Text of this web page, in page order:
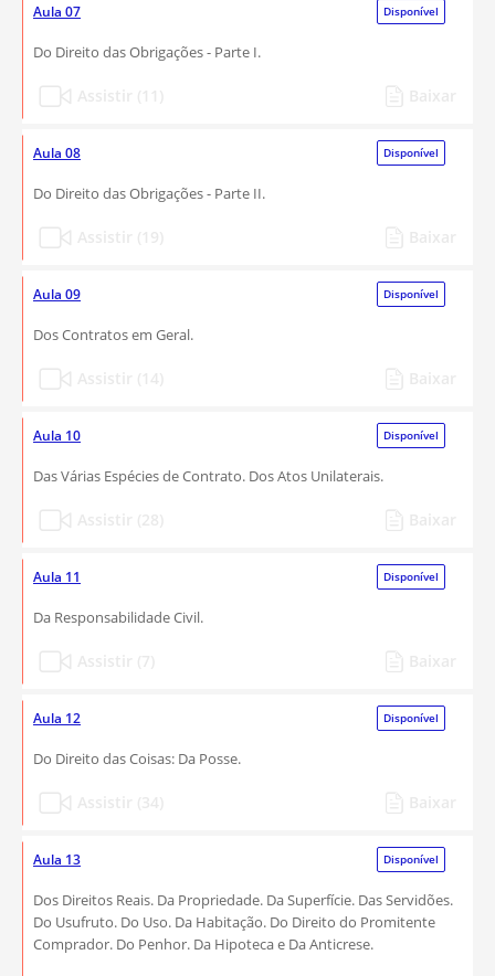
Aula 07 Disponível
Do Direito das Obrigações - Parte I.
Aula 08 Disponível
Do Direito das Obrigações - Parte II.
Aula 09 Disponível
Dos Contratos em Geral.
Aula 10 Disponível
Das Várias Espécies de Contrato. Dos Atos Unilaterais.
Aula 11 Disponível
Da Responsabilidade Civil.
Aula 12 Disponível
Do Direito das Coisas: Da Posse.
Aula 13 Disponível
Dos Direitos Reais. Da Propriedade. Da Superfície. Das Servidões.
Do Usufruto. Do Uso. Da Habitação. Do Direito do Promitente
Comprador. Do Penhor. Da Hipoteca e Da Anticrese.